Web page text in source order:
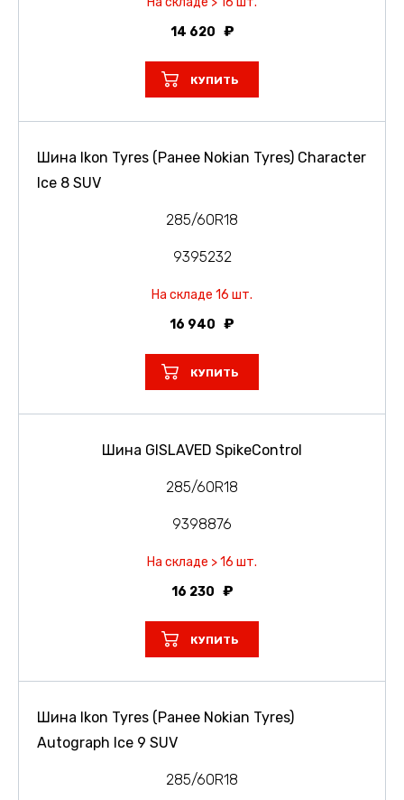
14 620
КУПИТЬ
Шина Ikon Tyres (Ранее Nokian Tyres) Character
Ice 8 SUV
285/60R18
9395232
На складе 16 шт.
16 940
КУПИТЬ
Шина GISLAVED SpikeControl
285/60R18
9398876
На складе > 16 шт.
16 230
КУПИТЬ
Шина Ikon Tyres (Ранее Nokian Tyres)
Autograph Ice 9 SUV
285/60R18